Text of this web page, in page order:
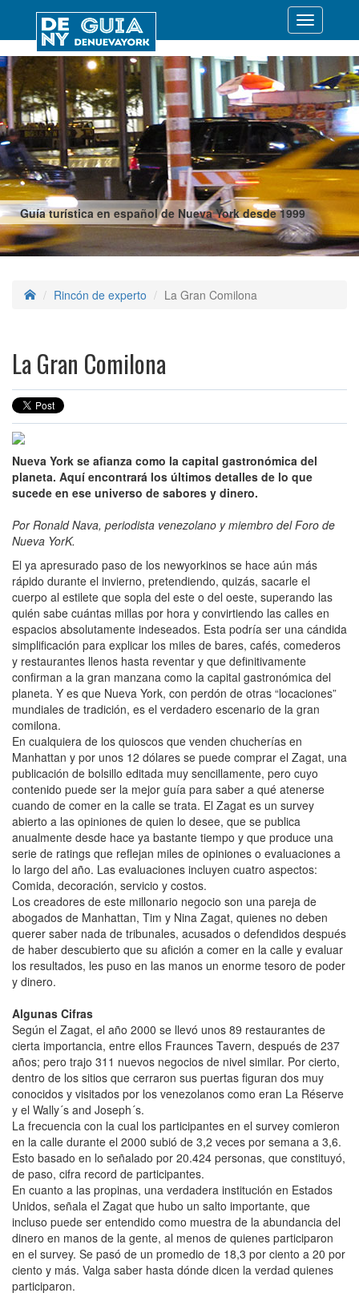
Guía turística en español de Nueva York desde 1999
Desplegar
Rincón de experto La Gran Comilona
La Gran Comilona
Nueva York se afianza como la capital gastronómica del
planeta. Aquí encontrará los últimos detalles de lo que
sucede en ese universo de sabores y dinero.
Por Ronald Nava, periodista venezolano y miembro del Foro de
Nueva YorK.
El ya apresurado paso de los newyorkinos se hace aún más
rápido durante el invierno, pretendiendo, quizás, sacarle el
cuerpo al estilete que sopla del este o del oeste, superando las
quién sabe cuántas millas por hora y convirtiendo las calles en
espacios absolutamente indeseados. Esta podría ser una cándida
simplificación para explicar los miles de bares, cafés, comederos
y restaurantes llenos hasta reventar y que definitivamente
confirman a la gran manzana como la capital gastronómica del
planeta. Y es que Nueva York, con perdón de otras “locaciones”
mundiales de tradición, es el verdadero escenario de la gran
comilona.
En cualquiera de los quioscos que venden chucherías en
Manhattan y por unos 12 dólares se puede comprar el Zagat, una
publicación de bolsillo editada muy sencillamente, pero cuyo
contenido puede ser la mejor guía para saber a qué atenerse
cuando de comer en la calle se trata. El Zagat es un survey
abierto a las opiniones de quien lo desee, que se publica
anualmente desde hace ya bastante tiempo y que produce una
serie de ratings que reflejan miles de opiniones o evaluaciones a
lo largo del año. Las evaluaciones incluyen cuatro aspectos:
Comida, decoración, servicio y costos.
Los creadores de este millonario negocio son una pareja de
abogados de Manhattan, Tim y Nina Zagat, quienes no deben
querer saber nada de tribunales, acusados o defendidos después
de haber descubierto que su afición a comer en la calle y evaluar
los resultados, les puso en las manos un enorme tesoro de poder
y dinero.
Algunas Cifras
Según el Zagat, el año 2000 se llevó unos 89 restaurantes de
cierta importancia, entre ellos Fraunces Tavern, después de 237
años; pero trajo 311 nuevos negocios de nivel similar. Por cierto,
dentro de los sitios que cerraron sus puertas figuran dos muy
conocidos y visitados por los venezolanos como eran La Réserve
y el Wally´s and Joseph´s.
La frecuencia con la cual los participantes en el survey comieron
en la calle durante el 2000 subió de 3,2 veces por semana a 3,6.
Esto basado en lo señalado por 20.424 personas, que constituyó,
de paso, cifra record de participantes.
En cuanto a las propinas, una verdadera institución en Estados
Unidos, señala el Zagat que hubo un salto importante, que
incluso puede ser entendido como muestra de la abundancia del
dinero en manos de la gente, al menos de quienes participaron
en el survey. Se pasó de un promedio de 18,3 por ciento a 20 por
ciento y más. Valga saber hasta dónde dicen la verdad quienes
participaron.